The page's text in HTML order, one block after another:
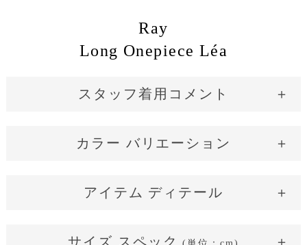
Ray
Long Onepiece Léa
スタッフ着用コメント
カラー バリエーション
アイテム ディテール
サイズ スペック